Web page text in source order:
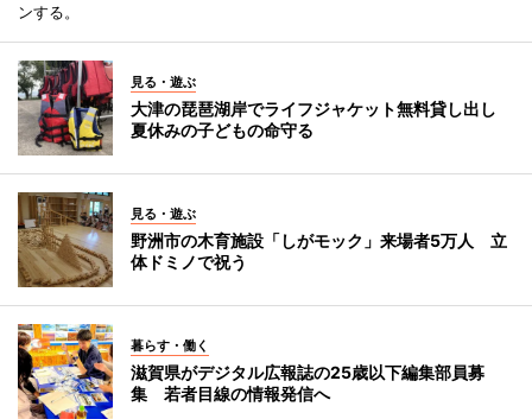
ンする。
見る・遊ぶ
大津の琵琶湖岸でライフジャケット無料貸し出し
夏休みの子どもの命守る
見る・遊ぶ
野洲市の木育施設「しがモック」来場者5万人 立
体ドミノで祝う
暮らす・働く
滋賀県がデジタル広報誌の25歳以下編集部員募
集 若者目線の情報発信へ